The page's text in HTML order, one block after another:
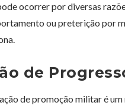
ocorrer por diversas
ou preterição por
de
de promoção militar é